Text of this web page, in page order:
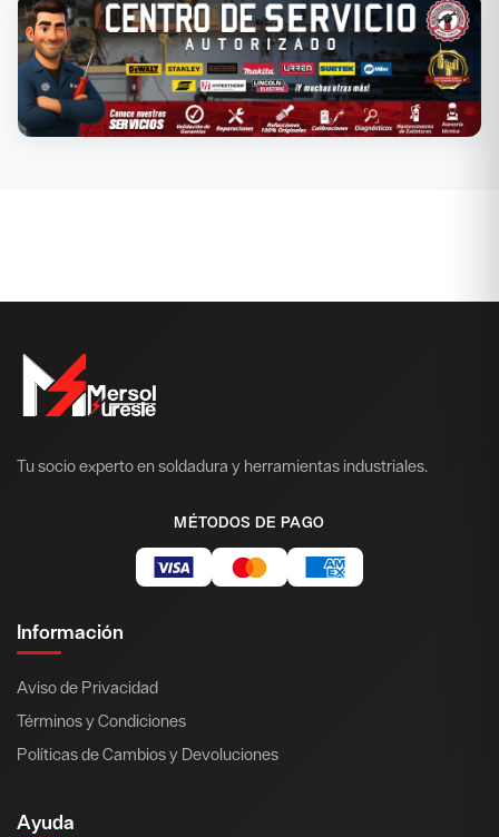
Tu socio experto en soldadura y herramientas industriales.
MÉTODOS DE PAGO
Información
Aviso de Privacidad
Términos y Condiciones
Políticas de Cambios y Devoluciones
Ayuda